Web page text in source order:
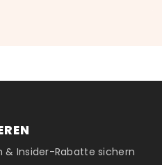
& Insider-Rabatte sichern